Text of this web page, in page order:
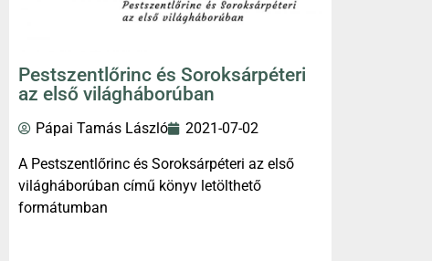
Pestszentlőrinc és Soroksárpéteri
az első világháborúban
Pápai Tamás László 2021-07-02
A Pestszentlőrinc és Soroksárpéteri az első
világháborúban című könyv letölthető
formátumban